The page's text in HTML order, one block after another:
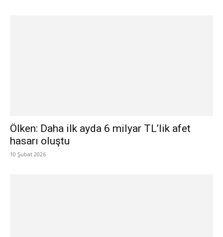
Ölken: Daha ilk ayda 6 milyar TL’lik afet
hasarı oluştu
10 Şubat 2026